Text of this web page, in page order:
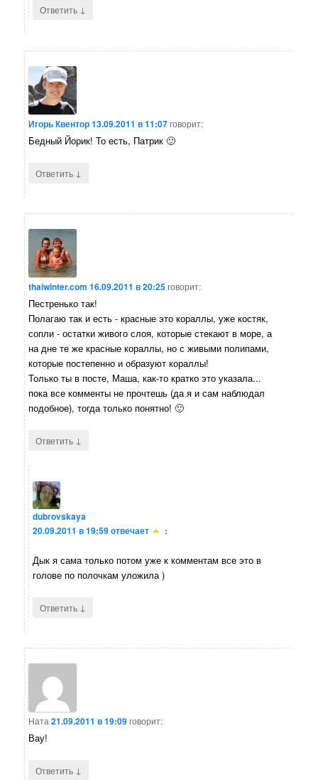
Ответить ↓
Игорь Квентор13.09.2011 в 11:07говорит:
Бедный Йорик! То есть, Патрик 🙂
Ответить ↓
thaiwinter.com 16.09.2011 в 20:25говорит:
Пестренько так!
Полагаю так и есть - красные это кораллы, уже костяк,
сопли - остатки живого слоя, которые стекают в море, а
на дне те же красные кораллы, но с живыми полипами,
которые постепенно и образуют кораллы!
Только ты в посте, Маша, как-то кратко это указала...
пока все комменты не прочтешь (да я и сам наблюдал
подобное), тогда только понятно! 🙂
Ответить ↓
dubrovskaya
20.09.2011 в 19:59отвечает :
Дык я сама только потом уже к комментам все это в
голове по полочкам уложила )
Ответить ↓
Ната 21.09.2011 в 19:09говорит:
Вау!
Ответить ↓